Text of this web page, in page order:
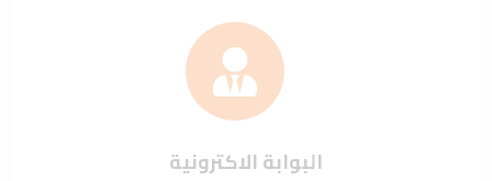
البوابة الاكترونية